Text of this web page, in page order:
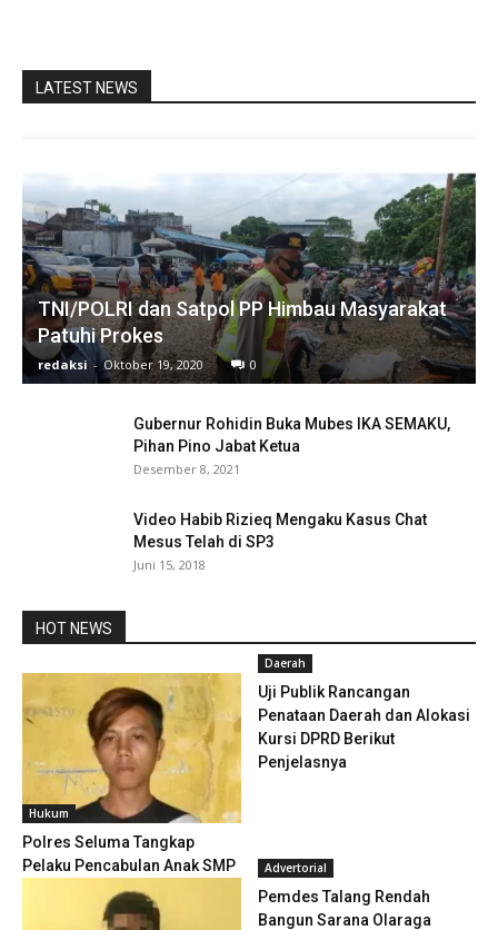
LATEST NEWS
TNI/POLRI dan Satpol PP Himbau Masyarakat
Patuhi Prokes
redaksi - Oktober 19, 2020 0
Gubernur Rohidin Buka Mubes IKA SEMAKU,
Pihan Pino Jabat Ketua
Desember 8, 2021
Video Habib Rizieq Mengaku Kasus Chat
Mesus Telah di SP3
Juni 15, 2018
HOT NEWS
Hukum
Polres Seluma Tangkap
Pelaku Pencabulan Anak SMP
Daerah
Uji Publik Rancangan
Penataan Daerah dan Alokasi
Kursi DPRD Berikut
Penjelasnya
Advertorial
Pemdes Talang Rendah
Bangun Sarana Olaraga